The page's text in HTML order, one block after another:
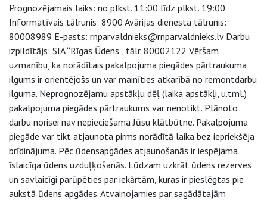
Prognozējamais laiks: no plkst. 11:00 līdz plkst. 19:00.
Informatīvais tālrunis: 8900 Avārijas dienesta tālrunis:
80008989 E-pasts: rnparvaldnieks@rnparvaldnieks.lv Darbu
izpildītājs: SIA “Rīgas Ūdens”, tālr. 80002122 Vēršam
uzmanību, ka norādītais pakalpojuma piegādes pārtraukuma
ilgums ir orientējošs un var mainīties atkarībā no remontdarbu
ilguma. Neprognozējamu apstākļu dēļ (laika apstākļi, u.tml.)
pakalpojuma piegādes pārtraukums var nenotikt. Plānoto
darbu norisei nav nepieciešama Jūsu klātbūtne. Pakalpojuma
piegāde var tikt atjaunota pirms norādītā laika bez iepriekšēja
brīdinājuma. Pēc ūdensapgādes atjaunošanās ir iespējama
īslaicīga ūdens uzduļķošanās. Lūdzam uzkrāt ūdens rezerves
un savlaicīgi parūpēties par iekārtām, kuras ir pieslēgtas pie
aukstā ūdens apgādes. Atvainojamies par sagādātajām